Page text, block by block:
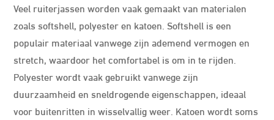
Veel ruiterjassen worden vaak gemaakt van materialen
zoals softshell, polyester en katoen. Softshell is een
populair materiaal vanwege zijn ademend vermogen en
stretch, waardoor het comfortabel is om in te rijden.
Polyester wordt vaak gebruikt vanwege zijn
duurzaamheid en sneldrogende eigenschappen, ideaal
voor buitenritten in wisselvallig weer. Katoen wordt soms